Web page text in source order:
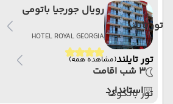
تور تایلند
تور تایلند(مشاهده همه)
تور بانکوک
رویال جورجیا باتومی
HOTEL ROYAL GEORGIA
3 شب اقامت
استاندارد